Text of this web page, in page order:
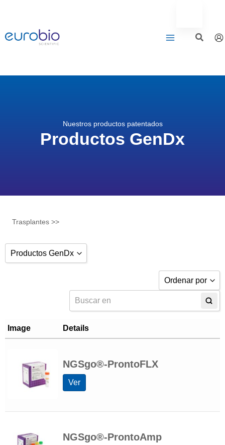
contenido
Nuestros productos patentados
Productos GenDx
Trasplantes >>
Productos GenDx
NGS Tipificación HLA
Preparación de la biblioteca
Vigilancia del quimerismo
Software de análisis
Ordenar por
Ordenar por
Image Details
NGSgo®-ProntoFLX
Ver
NGSgo®-ProntoAmp